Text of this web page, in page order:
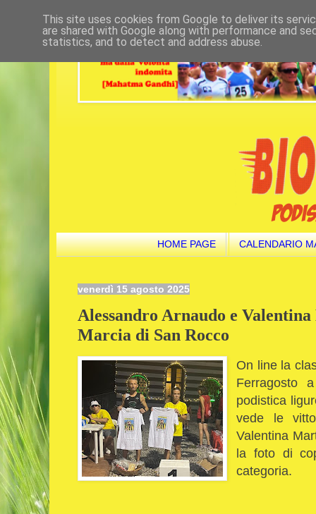
HOME PAGE CALENDARIO
venerdì 15 agosto 2025
Alessandro Arnaudo e
Marcia di San Rocco
On line la
Ferragosto
podistica
vede le
Valentina
la foto di
categoria.
This site uses cookies from Google to deliver its
are shared with Google along with performance and
statistics, and to detect and address abuse.